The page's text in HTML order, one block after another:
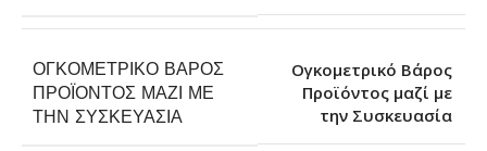
ΟΓΚΟΜΕΤΡΙΚΌ ΒΆΡΟΣ
ΠΡΟΪΌΝΤΟΣ ΜΑΖΊ ΜΕ
ΤΗΝ ΣΥΣΚΕΥΑΣΊΑ
Ογκομετρικό Βάρος
Προϊόντος μαζί με
την Συσκευασία